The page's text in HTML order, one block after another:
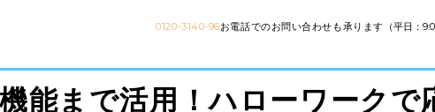
0120-3140-96お電話でのお問い合わせも承ります （平日：
能まで活用！ハローワークで